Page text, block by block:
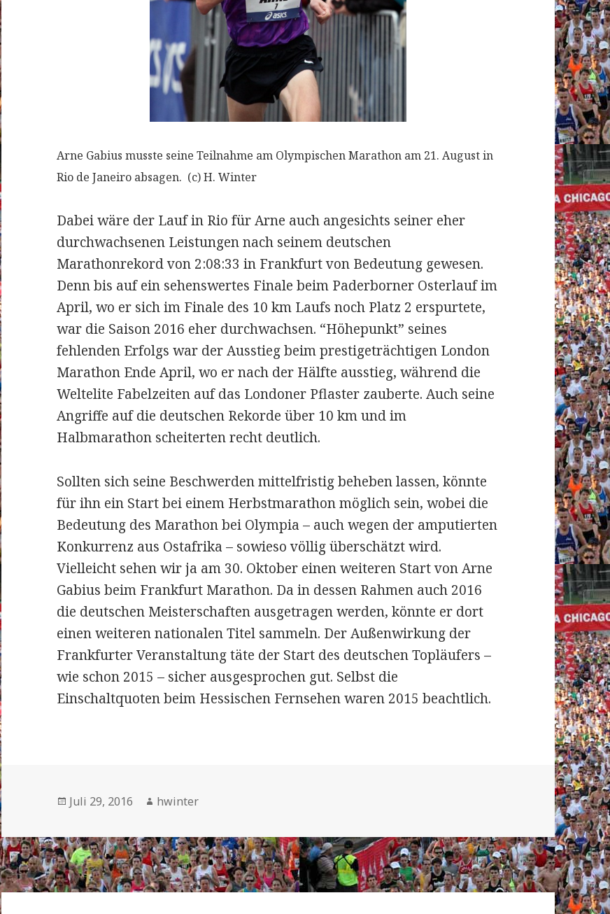
Arne Gabius musste seine Teilnahme am Olympischen Marathon am 21. August in
Rio de Janeiro absagen. (c) H. Winter
Dabei wäre der Lauf in Rio für Arne auch angesichts seiner eher
durchwachsenen Leistungen nach seinem deutschen
Marathonrekord von 2:08:33 in Frankfurt von Bedeutung gewesen.
Denn bis auf ein sehenswertes Finale beim Paderborner Osterlauf im
April, wo er sich im Finale des 10 km Laufs noch Platz 2 erspurtete,
war die Saison 2016 eher durchwachsen. “Höhepunkt” seines
fehlenden Erfolgs war der Ausstieg beim prestigeträchtigen London
Marathon Ende April, wo er nach der Hälfte ausstieg, während die
Weltelite Fabelzeiten auf das Londoner Pflaster zauberte. Auch seine
Angriffe auf die deutschen Rekorde über 10 km und im
Halbmarathon scheiterten recht deutlich.
Sollten sich seine Beschwerden mittelfristig beheben lassen, könnte
für ihn ein Start bei einem Herbstmarathon möglich sein, wobei die
Bedeutung des Marathon bei Olympia – auch wegen der amputierten
Konkurrenz aus Ostafrika – sowieso völlig überschätzt wird.
Vielleicht sehen wir ja am 30. Oktober einen weiteren Start von Arne
Gabius beim Frankfurt Marathon. Da in dessen Rahmen auch 2016
die deutschen Meisterschaften ausgetragen werden, könnte er dort
einen weiteren nationalen Titel sammeln. Der Außenwirkung der
Frankfurter Veranstaltung täte der Start des deutschen Topläufers –
wie schon 2015 – sicher ausgesprochen gut. Selbst die
Einschaltquoten beim Hessischen Fernsehen waren 2015 beachtlich.
Veröffentlicht
Juli 29, 2016 Autor
hwinter
Beitrags-